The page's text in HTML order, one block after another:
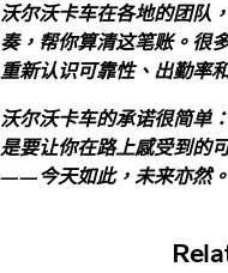
沃尔沃卡车在各地的团队
奏，帮你算清这笔账。很
重新认识可靠性、出勤率
沃尔沃卡车的承诺很简单
是要让你在路上感受到的
——今天如此，未来亦然。